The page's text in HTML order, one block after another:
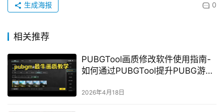
0
生成海报
相关推荐
PUBGTool画质修改软件使用指南-
如何通过PUBGTool提升PUBG游戏
2026年4月18日